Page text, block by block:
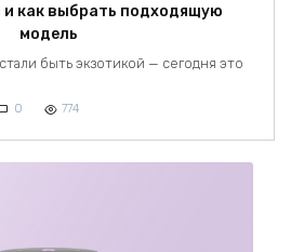
как выбрать подходящую
модель
быть экзотикой — сегодня это
0 774